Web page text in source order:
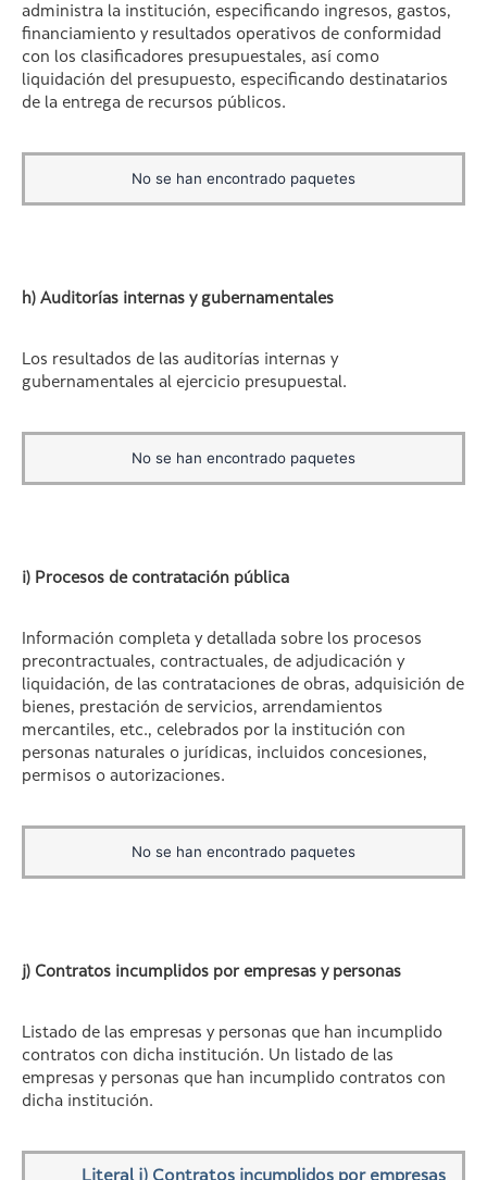
administra la institución, especificando ingresos, gastos,
financiamiento y resultados operativos de conformidad
con los clasificadores presupuestales, así como
liquidación del presupuesto, especificando destinatarios
de la entrega de recursos públicos.
No se han encontrado paquetes
h) Auditorías internas y gubernamentales
Los resultados de las auditorías internas y
gubernamentales al ejercicio presupuestal.
No se han encontrado paquetes
i) Procesos de contratación pública
Información completa y detallada sobre los procesos
precontractuales, contractuales, de adjudicación y
liquidación, de las contrataciones de obras, adquisición de
bienes, prestación de servicios, arrendamientos
mercantiles, etc., celebrados por la institución con
personas naturales o jurídicas, incluidos concesiones,
permisos o autorizaciones.
No se han encontrado paquetes
j) Contratos incumplidos por empresas y personas
Listado de las empresas y personas que han incumplido
contratos con dicha institución. Un listado de las
empresas y personas que han incumplido contratos con
dicha institución.